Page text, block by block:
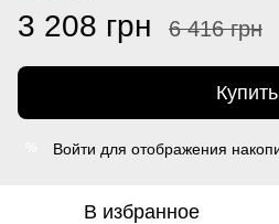
3 208 грн 6 416 грн
Купить
Войти для отображения
В избранное